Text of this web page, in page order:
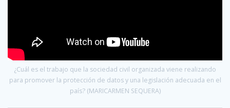
¿Cuál es el trabajo que la sociedad civil organizada viene realizando
para promover la protección de datos y una legislación adecuada en el
país? (MARICARMEN SEQUERA)